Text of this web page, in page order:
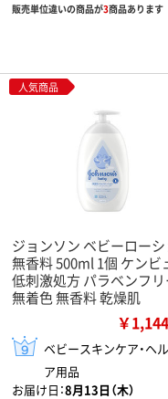
販売単位違いの商品が3商品あります
人気商品
ジョンソン ベビーロー
無香料 500ml 1個 ケンビ
低刺激処方 パラベンフリ
無着色 無香料 乾燥肌
￥1,144
ベビースキンケア・ヘ
ア用品
お届け日：8月13日（木）